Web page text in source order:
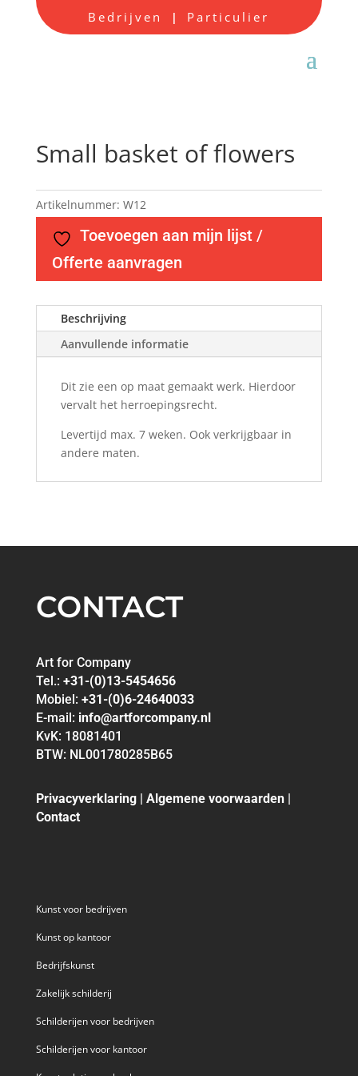
Bedrijven | Particulier
Small basket of flowers
Artikelnummer: W12
Toevoegen aan mijn lijst /
Offerte aanvragen
Beschrijving
Aanvullende informatie
Dit zie een op maat gemaakt werk. Hierdoor
vervalt het herroepingsrecht.
Levertijd max. 7 weken. Ook verkrijgbaar in
andere maten.
CONTACT
Art for Company
Tel.: +31-(0)13-5454656
Mobiel: +31-(0)6-24640033
E-mail: info@artforcompany.nl
KvK: 18081401
BTW: NL001780285B65
Privacyverklaring| Algemene voorwaarden|
Contact
Kunst voor bedrijven
Kunst op kantoor
Bedrijfskunst
Zakelijk schilderij
Schilderijen voor bedrijven
Schilderijen voor kantoor